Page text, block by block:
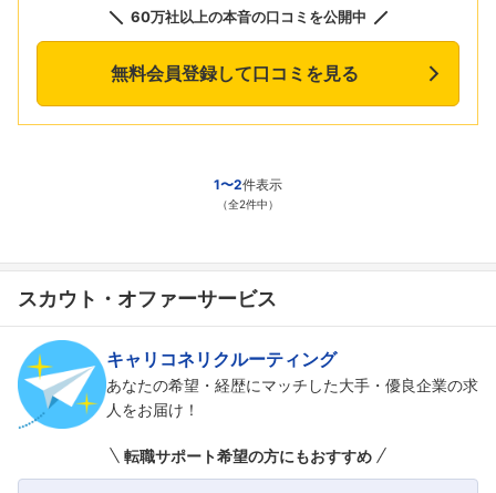
60万社以上の本音の口コミを公開中
無料会員登録して口コミを見る
1〜2件表示
（全2件中）
スカウト・オファーサービス
キャリコネリクルーティング
あなたの希望・経歴にマッチした大手・優良企業の求
人をお届け！
転職サポート希望の方にもおすすめ